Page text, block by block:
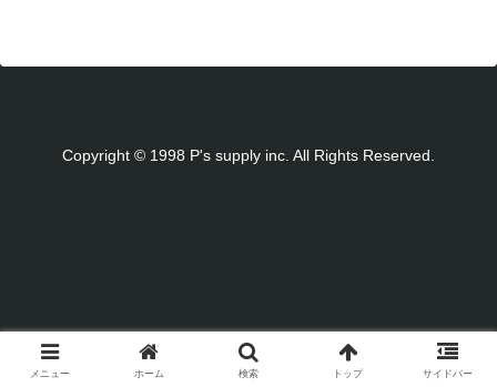
Copyright © 1998 P's supply inc. All Rights Reserved.
メニュー ホーム 検索 トップ サイドバー